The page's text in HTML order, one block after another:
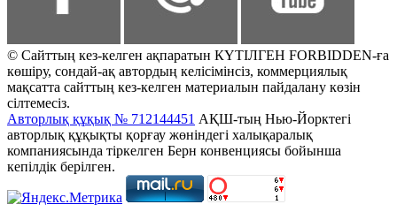
© Сайттың кез-келген ақпаратын КҮТІЛГЕН FORBIDDEN-ға
көшіру, сондай-ақ автордың келісімінсіз, коммерциялық
мақсатта сайттың кез-келген материалын пайдалану көзін
сілтемесіз.
Авторлық құқық № 712144451 АҚШ-тың Нью-Йорктегі
авторлық құқықты қорғау жөніндегі халықаралық
компаниясында тіркелген Берн конвенциясы бойынша
кепілдік берілген.